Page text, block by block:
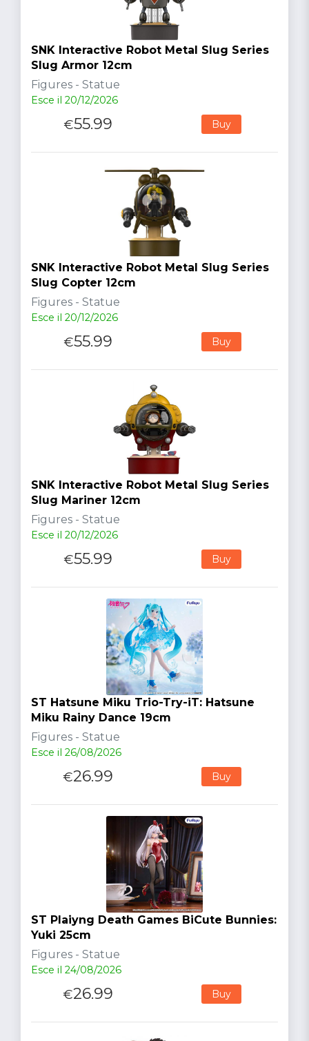
SNK Interactive Robot Metal Slug Series
Slug Armor 12cm
Figures - Statue
Esce il 20/12/2026
€55.99 Buy
SNK Interactive Robot Metal Slug Series
Slug Copter 12cm
Figures - Statue
Esce il 20/12/2026
€55.99 Buy
SNK Interactive Robot Metal Slug Series
Slug Mariner 12cm
Figures - Statue
Esce il 20/12/2026
€55.99 Buy
ST Hatsune Miku Trio-Try-iT: Hatsune
Miku Rainy Dance 19cm
Figures - Statue
Esce il 26/08/2026
€26.99 Buy
ST Plaiyng Death Games BiCute Bunnies:
Yuki 25cm
Figures - Statue
Esce il 24/08/2026
€26.99 Buy